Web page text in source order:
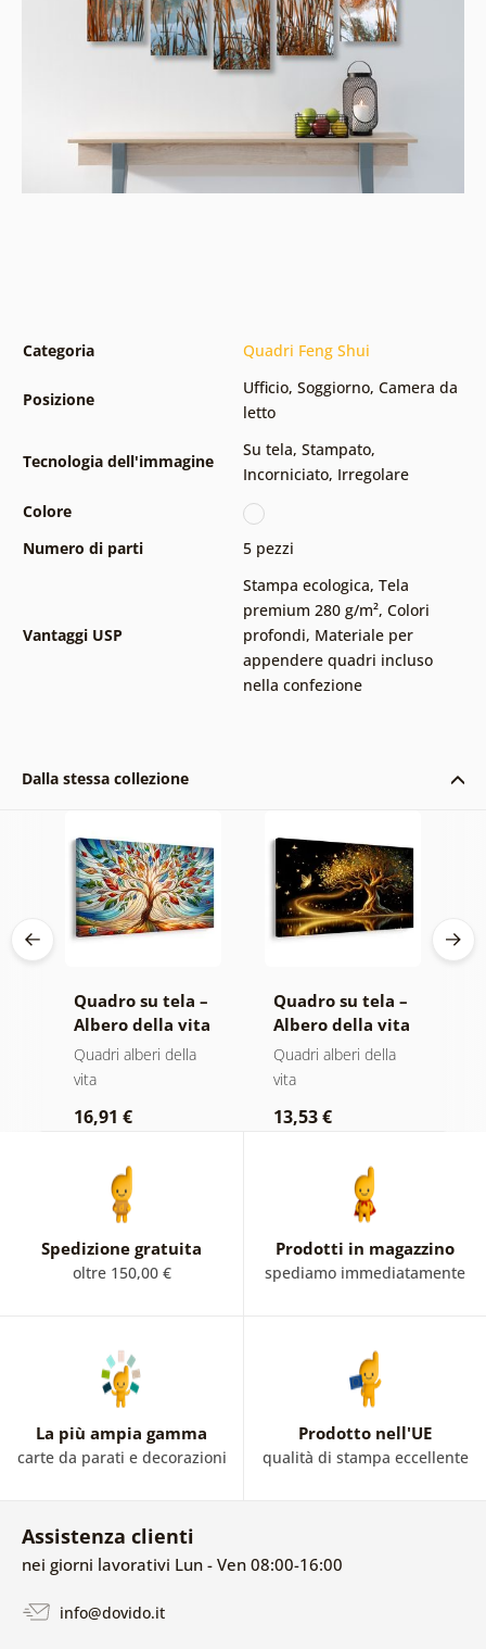
Categoria Quadri Feng Shui
Posizione
Ufficio, Soggiorno, Camera da
letto
Tecnologia dell'immagine
Su tela, Stampato,
Incorniciato, Irregolare
Colore
Numero di parti
5 pezzi
Vantaggi USP
Stampa ecologica, Tela
premium 280 g/m², Colori
profondi, Materiale per
appendere quadri incluso
nella confezione
Dalla stessa collezione
Quadro su tela –
Albero della vita
in vetrata
colorata
Quadri alberi della
vita
16,91 €
Quadro su tela –
Albero della vita
magia dorata
Quadri alberi della
vita
13,53 €
Spedizione gratuita
oltre 150,00 €
Prodotti in magazzino
spediamo immediatamente
La più ampia gamma
carte da parati e decorazioni
Prodotto nell'UE
qualità di stampa eccellente
Assistenza clienti
nei giorni lavorativi Lun - Ven 08:00-16:00
info@dovido.it